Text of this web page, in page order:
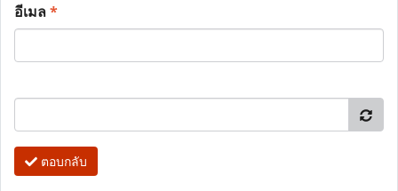
อีเมล*
ตอบกลับ